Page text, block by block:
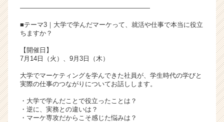
――――――――――――――――――――
■テーマ3｜大学で学んだマーケって、就活や仕事で本当に役立
ちますか？
【開催日】
7月14日（火）、9月3日（木）
大学でマーケティングを学んできた社員が、学生時代の学びと
実際の仕事のつながりについてお話しします。
・大学で学んだことで役立ったことは？
・逆に、実務との違いは？
・マーケ専攻だからこそ感じた悩みは？